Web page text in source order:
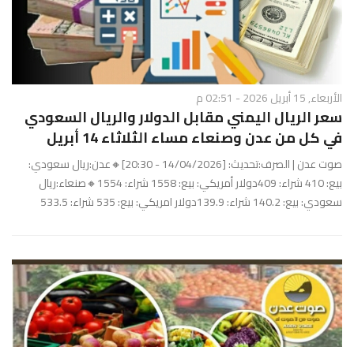
الأربعاء, 15 أبريل 2026 - 02:51 م
سعر الريال اليمني مقابل الدولار والريال السعودي
في كل من عدن وصنعاء مساء الثلاثاء 14 أبريل
صوت عدن | الصرف:تحديث: [14/04/2026 - 20:30]🔸عدن:ريال سعودي:
بيع: 410 شراء: 409دولار أمريكي: بيع: 1558 شراء: 1554🔸صنعاء:ريال
سعودي: بيع: 140.2 شراء: 139.9دولار امريكي: بيع: 535 شراء: 533.5